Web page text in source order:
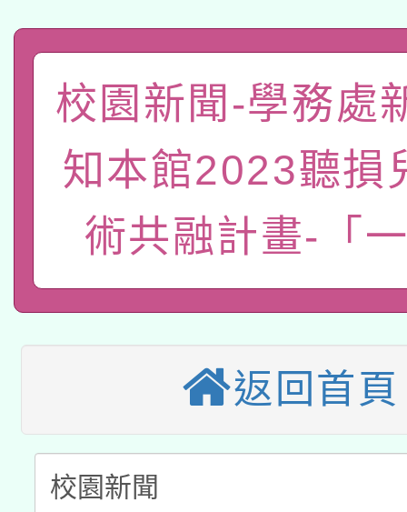
礎課程
「數位內容與教學軟體
有關大陸委員會函釋公
薪期間赴陸應申請許可
轉知經濟部水利署委託
業技術研究院辦理「
用水績優單位及節水達
115年8月22日(星期六
本校115學年度第2次
招甄選結果公告(無人
適應運動共學行動站研
本館辦理115年度閱讀
暨閱讀推動專業研習
科技賦能─人工智慧
礎課程
A3數位素養講師名單
校園新聞-學務處
知本館2023聽損
術共融計畫-「
返回首頁